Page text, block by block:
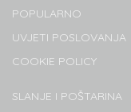
POPULARNO
UVJETI POSLOVANJA
COOKIE POLICY
SLANJE I POŠTARINA